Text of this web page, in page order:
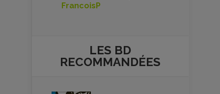
FrancoisP
LES BD
RECOMMANDÉES